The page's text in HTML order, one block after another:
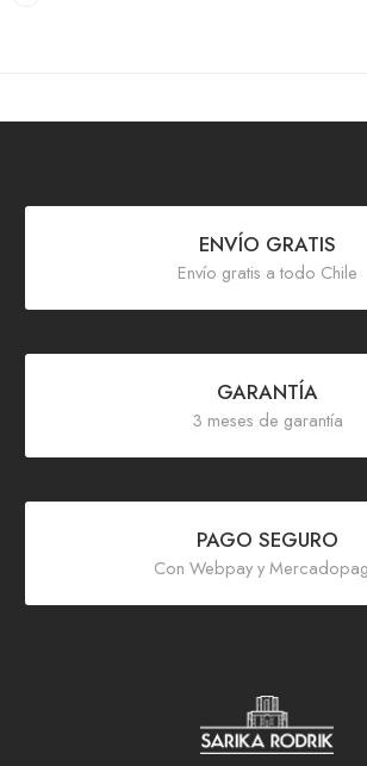
ENVÍO GRATIS
Envío gratis a todo Chile
GARANTÍA
3 meses de garantía
PAGO SEGURO
Con Webpay y